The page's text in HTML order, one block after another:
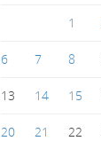
1
6 7 8
13 14 15
20 21 22